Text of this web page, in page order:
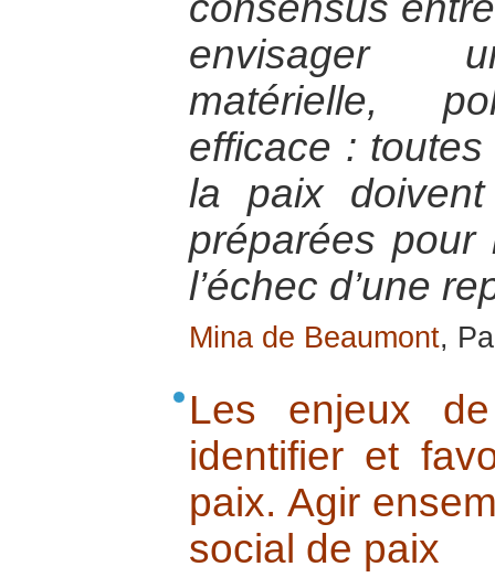
envisager
matérielle,
efficace :
la paix doivent
préparées
l’échec d’une
Mina de Beaumont,
Les enjeux
identifier et
paix. Agir
social de paix